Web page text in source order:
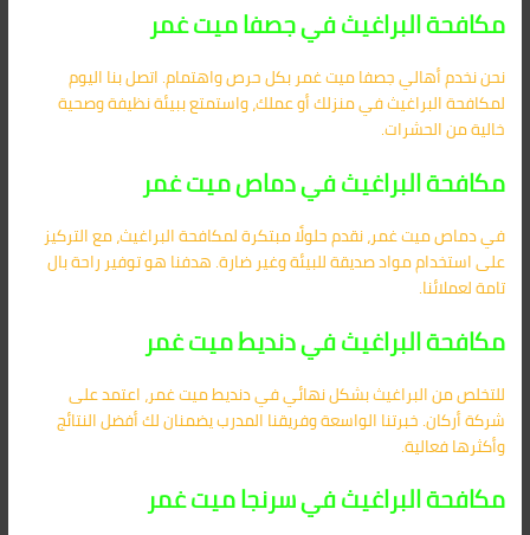
مكافحة البراغيث في جصفا ميت غمر
نحن نخدم أهالي جصفا ميت غمر بكل حرص واهتمام. اتصل بنا اليوم
لمكافحة البراغيث في منزلك أو عملك، واستمتع ببيئة نظيفة وصحية
خالية من الحشرات.
مكافحة البراغيث في دماص ميت غمر
في دماص ميت غمر، نقدم حلولًا مبتكرة لمكافحة البراغيث، مع التركيز
على استخدام مواد صديقة للبيئة وغير ضارة. هدفنا هو توفير راحة بال
تامة لعملائنا.
مكافحة البراغيث في دنديط ميت غمر
للتخلص من البراغيث بشكل نهائي في دنديط ميت غمر، اعتمد على
شركة أركان. خبرتنا الواسعة وفريقنا المدرب يضمنان لك أفضل النتائج
وأكثرها فعالية.
مكافحة البراغيث في سرنجا ميت غمر